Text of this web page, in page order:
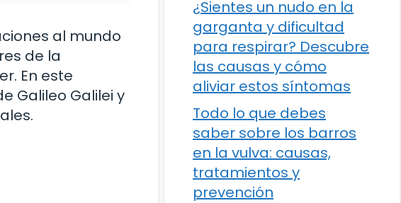
al mundo
de la
En este
Galileo Galilei y
¿Sientes un nudo en la
garganta y dificultad
para respirar? Descubre
las causas y cómo
aliviar estos síntomas
Todo lo que debes
saber sobre los barros
en la vulva: causas,
tratamientos y
prevención